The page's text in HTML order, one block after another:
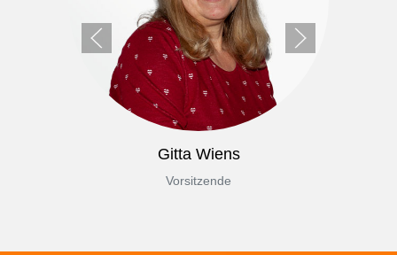
Gitta Wiens
Vorsitzende